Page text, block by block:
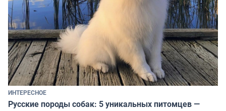
ИНТЕРЕСНОЕ
Русские породы собак: 5 уникальных питомцев —